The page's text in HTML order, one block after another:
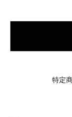
特定